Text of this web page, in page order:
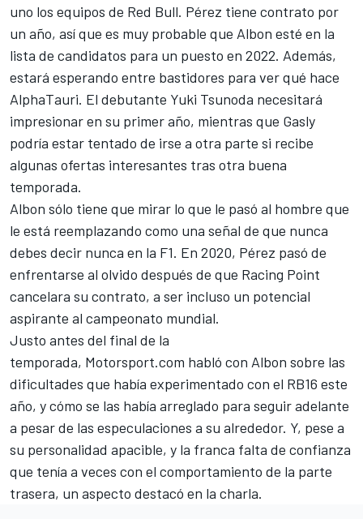
uno los equipos de Red Bull. Pérez tiene contrato por
un año, así que es muy probable que Albon esté en la
lista de candidatos para un puesto en 2022. Además,
estará esperando entre bastidores para ver qué hace
AlphaTauri. El debutante Yuki Tsunoda necesitará
impresionar en su primer año, mientras que Gasly
podría estar tentado de irse a otra parte si recibe
algunas ofertas interesantes tras otra buena
temporada.
Albon sólo tiene que mirar lo que le pasó al hombre que
le está reemplazando como una señal de que nunca
debes decir nunca en la F1. En 2020, Pérez pasó de
enfrentarse al olvido después de que Racing Point
cancelara su contrato, a ser incluso un potencial
aspirante al campeonato mundial.
Justo antes del final de la
temporada, Motorsport.com habló con Albon sobre las
dificultades que había experimentado con el RB16 este
año, y cómo se las había arreglado para seguir adelante
a pesar de las especulaciones a su alrededor. Y, pese a
su personalidad apacible, y la franca falta de confianza
que tenía a veces con el comportamiento de la parte
trasera, un aspecto destacó en la charla.